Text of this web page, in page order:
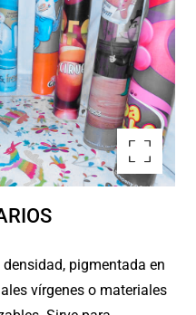
Ampliar la imagen
pigmentada en
vírgenes o materiales